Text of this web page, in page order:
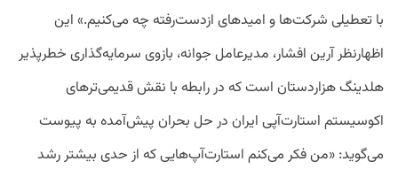
با تعطیلی شرکت‌ها و امیدهای ازدست‌رفته چه می‌کنیم.» این
اظهارنظر آرین افشار، مدیرعامل جوانه، بازوی سرمایه‌گذاری خطرپذیر
هلدینگ هزاردستان است که در رابطه با نقش قدیمی‌ترهای
اکوسیستم استارت‌آپی ایران در حل بحران پیش‌آمده به پیوست
می‌گوید: «من فکر می‌کنم استارت‌آپ‌هایی که از حدی بیشتر رشد